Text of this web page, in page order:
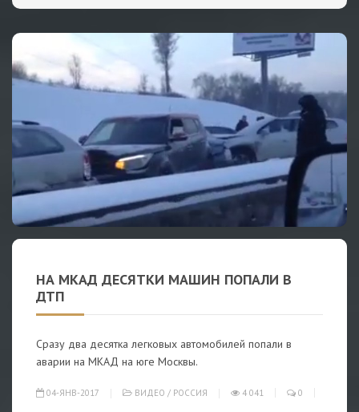
НА МКАД ДЕСЯТКИ МАШИН ПОПАЛИ В
ДТП
Сразу два десятка легковых автомобилей попали в
аварии на МКАД на юге Москвы.
04-ЯНВ-2017 ВИДЕО / РОССИЯ 4 041 0